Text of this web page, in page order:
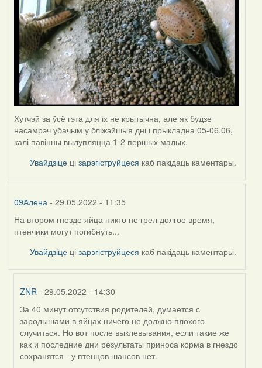
Хутчэй за ўсё гэта для іх не крытычна, але як будзе
насамрэч убачым у бліжэйшыя дні і прыкладна 05-06.06,
калі павінны вылупляцца 1-2 першых малых.
Увайдзіце цізарэгіструйцеся каб пакідаць каментары.
09Алена - 29.05.2022 - 11:35
На втором гнезде яйца никто не грел долгое время,
птенчики могут погибнуть...
Увайдзіце цізарэгіструйцеся каб пакідаць каментары.
ZNR - 29.05.2022 - 14:30
In
reply
to
by
09Алена
За 40 минут отсутствия родителей, думается с
зародышами в яйцах ничего не должно плохого
случиться. Но вот после выклевывания, если такие же
как и последние дни результаты приноса корма в гнездо
сохранятся - у птенцов шансов нет.